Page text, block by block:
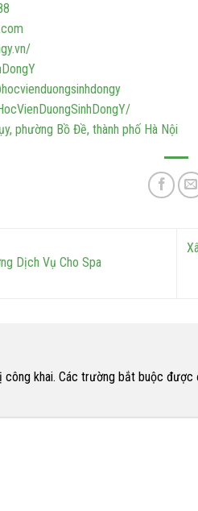
phường Bồ Đề, thành phố Hà Nội
Dịch Vụ Cho Spa
công khai. Các trường bắt buộc được